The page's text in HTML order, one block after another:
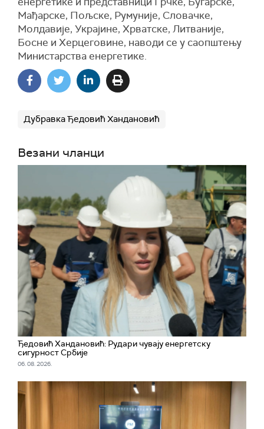
Мађарске, Пољске, Румуније, Словачке,
Молдавије, Украјине, Хрватске, Литваније,
Босне и Херцеговине, наводи се у саопштењу
Министарства енергетике.
Дубравка Ђедовић Хандановић
Везани чланци
Ђедовић Хандановић: Рудари чувају енергетску
сигурност Србије
06. 08. 2026.